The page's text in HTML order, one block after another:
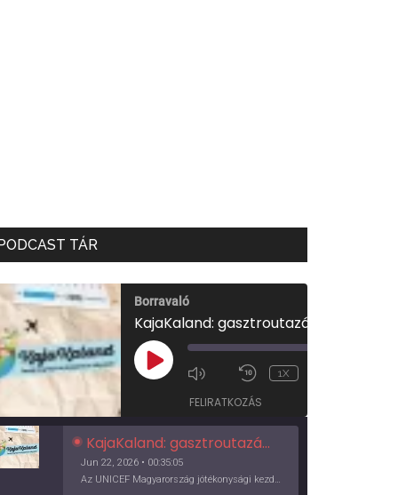
TÁR
Borravaló
PLAY
EPISODE
1X
FELIRATKOZÁS
KajaKaland: gasztroutazás a föld körül
Jun 22, 2026 • 00:35:05
Az UNICEF Magyarország jótékonysági kezdeményezése izgalmas, egész éves világkörüli ízutazásra hív, igazi családi program és gasztroedukáció, illetve segítség a rászorulóknak is egyben.